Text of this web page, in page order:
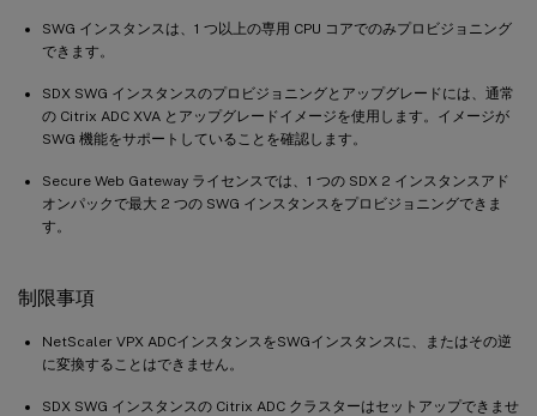
SWG インスタンスは、1 つ以上の専用 CPU コアでのみプロビジョニング
できます。
SDX SWG インスタンスのプロビジョニングとアップグレードには、通常
の Citrix ADC XVA とアップグレードイメージを使用します。イメージが
SWG 機能をサポートしていることを確認します。
Secure Web Gateway ライセンスでは、1 つの SDX 2 インスタンスアド
オンパックで最大 2 つの SWG インスタンスをプロビジョニングできま
す。
制限事項
NetScaler VPX ADCインスタンスをSWGインスタンスに、またはその逆
に変換することはできません。
SDX SWG インスタンスの Citrix ADC クラスターはセットアップできませ